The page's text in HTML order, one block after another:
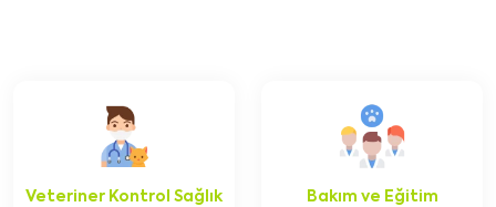
Veteriner Kontrol Sağlık
Bakım ve Eğitim